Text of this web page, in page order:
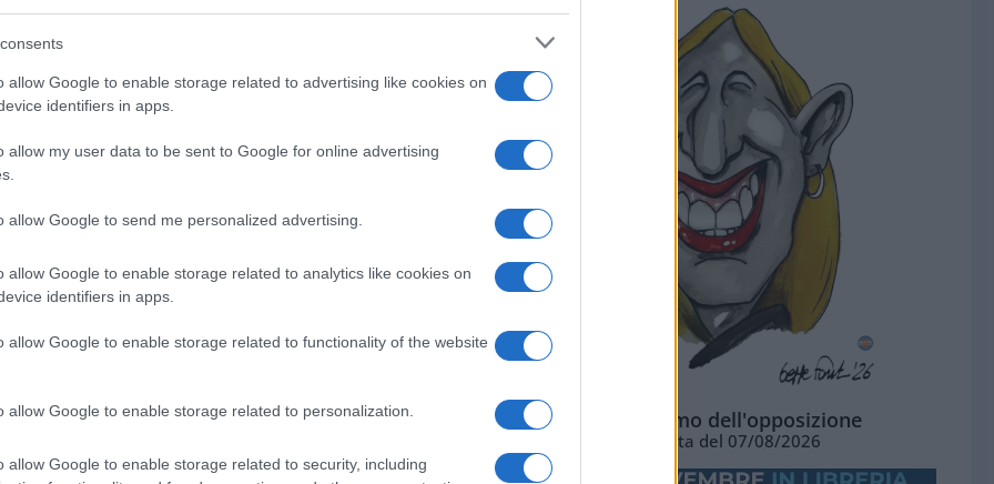
allow Google to enable storage related to advertising like cookies on
identifiers in apps.
allow my user data to be sent to Google for online advertising
allow Google to send me personalized advertising.
allow Google to enable storage related to analytics like cookies on
identifiers in apps.
allow Google to enable storage related to functionality of the website
allow Google to enable storage related to personalization.
allow Google to enable storage related to security, including
da Conte è la logica conseguenza di
SGARBI
36
L'ottimismo dell'opposizione
Vignetta del 07/08/2026